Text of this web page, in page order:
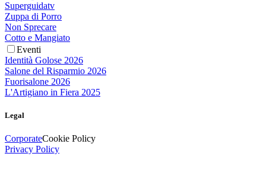
Superguidatv
Zuppa di Porro
Non Sprecare
Cotto e Mangiato
Eventi
Identità Golose 2026
Salone del Risparmio 2026
Fuorisalone 2026
L'Artigiano in Fiera 2025
Legal
CorporateCookie Policy
Privacy Policy